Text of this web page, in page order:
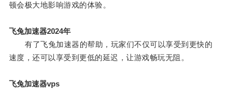
顿会极大地影响游戏的体验。
飞兔加速器2024年
有了飞兔加速器的帮助，玩家们不仅可以享受到更快的
速度，还可以享受到更低的延迟，让游戏畅玩无阻。
飞兔加速器vps